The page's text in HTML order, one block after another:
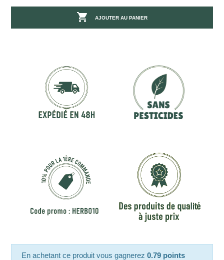
 AJOUTER AU PANIER
En achetant ce produit vous gagnerez0.79 points